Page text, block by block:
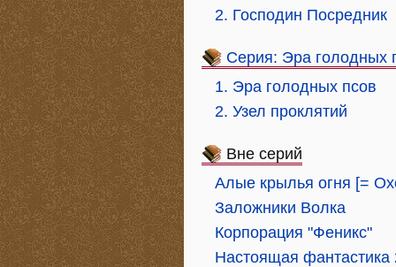
2. Господин Посредник
Серия: Эра голодных
1. Эра голодных псов
2. Узел проклятий
Вне серий
Алые крылья огня [=
Заложники Волка
Корпорация "Феникс"
Настоящая фантастика